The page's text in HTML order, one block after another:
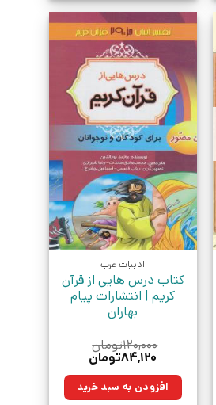
ادبیات عرب
کتاب درس هایی از قرآن
کریم | انتشارات پیام
بهاران
۱۲۰,۰۰۰تومان
قیمت
۱۲۰,۰۰۰تومان
بود.
۸۴,۱۲۰تومانقیمت
۸۴,۱۲۰تومان.افزودن به سبد خرید